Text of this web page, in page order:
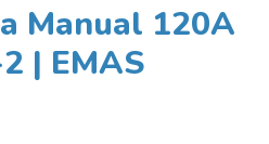
Manual 120A
| EMAS